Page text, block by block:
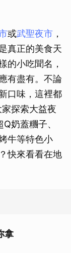
或武聖夜市 ，
真正的美食天
的小吃聞名，
有盡有。不論
口味，這裡都
探索大益夜
奶蓋糰子、
牛等特色小
快來看看在地
拿